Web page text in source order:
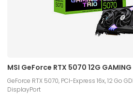
MSI GeForce RTX 5070 12G GAMING
GeForce RTX 5070, PCI-Express 16x, 12 Go
DisplayPort